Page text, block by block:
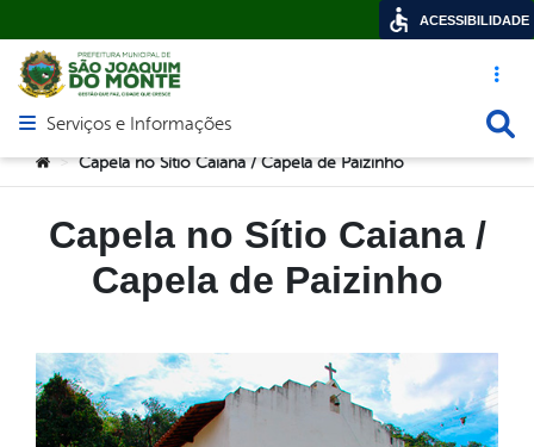
Acesso
Abrir menu principal de navegação
Serviços e Informações
Você está aqui:
> Capela no Sítio Caiana / Capela de Paizinho
Capela no Sítio Caiana /
Capela de Paizinho
ACESSIBILIDADE